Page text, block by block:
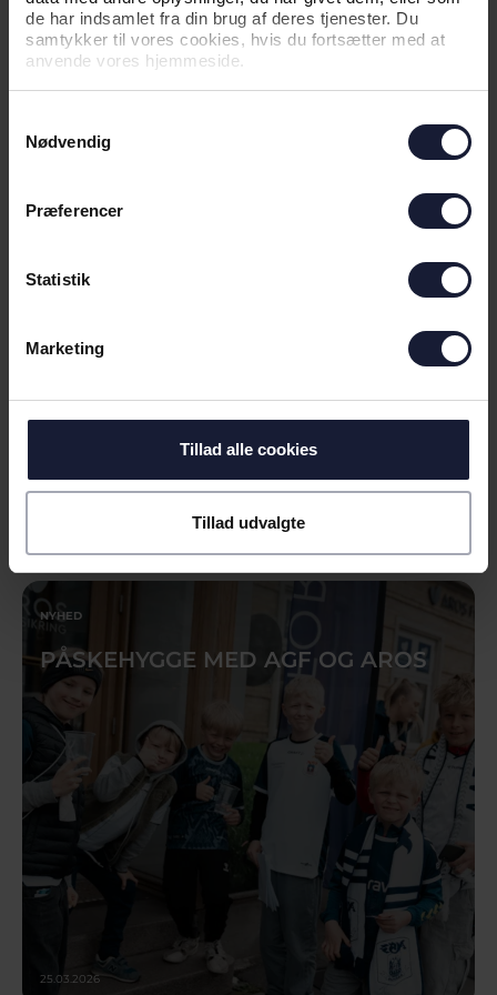
de har indsamlet fra din brug af deres tjenester. Du
samtykker til vores cookies, hvis du fortsætter med at
anvende vores hjemmeside.
Nødvendig
Præferencer
Statistik
Marketing
Tillad alle cookies
Tillad udvalgte
03.07.2026
LIGE NU. LIGE HER.
NYHED
PÅSKEHYGGE MED AGF OG AROS
25.03.2026